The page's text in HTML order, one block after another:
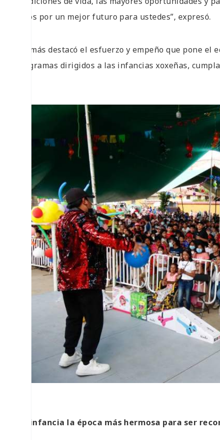
todos por un mejor futuro para ustedes”, expresó.
Además destacó el esfuerzo y empeño que pone
programas dirigidos a las infancias xoxeñas,
La infancia la época más hermosa para ser